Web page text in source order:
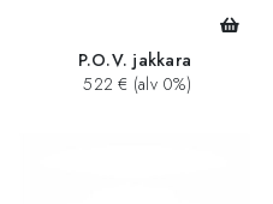
P.O.V. jakkara
522 € (alv 0%)